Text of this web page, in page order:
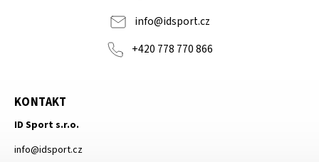
info@idsport.cz
+420 778 770 866
KONTAKT
ID Sport s.r.o.
info@idsport.cz